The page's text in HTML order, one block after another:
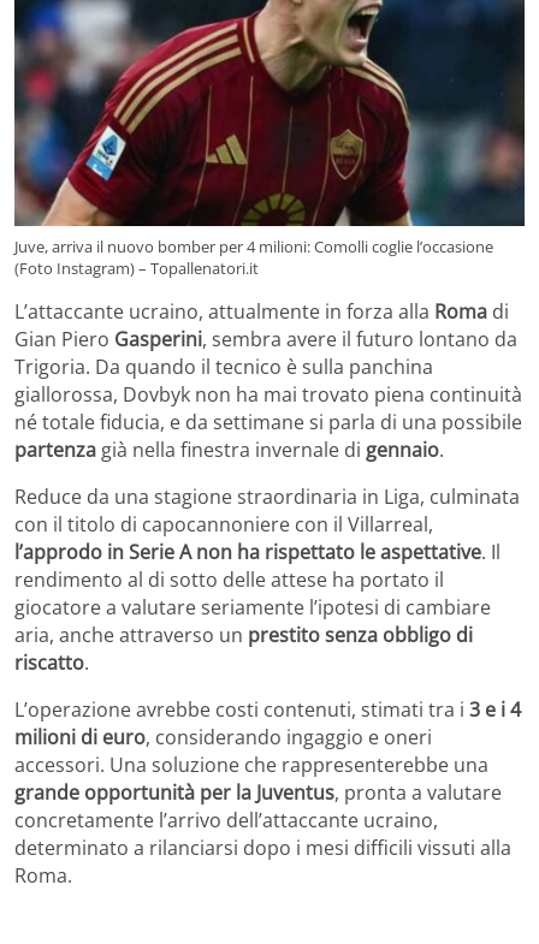
Juve, arriva il nuovo bomber per 4 milioni: Comolli coglie l’occasione
(Foto Instagram) – Topallenatori.it
L’attaccante ucraino, attualmente in forza alla Roma di
Gian Piero Gasperini, sembra avere il futuro lontano da
Trigoria. Da quando il tecnico è sulla panchina
giallorossa, Dovbyk non ha mai trovato piena continuità
né totale fiducia, e da settimane si parla di una possibile
partenza già nella finestra invernale di gennaio.
Reduce da una stagione straordinaria in Liga, culminata
con il titolo di capocannoniere con il Villarreal,
l’approdo in Serie A non ha rispettato le aspettative. Il
rendimento al di sotto delle attese ha portato il
giocatore a valutare seriamente l’ipotesi di cambiare
aria, anche attraverso un prestito senza obbligo di
riscatto.
L’operazione avrebbe costi contenuti, stimati tra i 3 e i 4
milioni di euro, considerando ingaggio e oneri
accessori. Una soluzione che rappresenterebbe una
grande opportunità per la Juventus, pronta a valutare
concretamente l’arrivo dell’attaccante ucraino,
determinato a rilanciarsi dopo i mesi difficili vissuti alla
Roma.